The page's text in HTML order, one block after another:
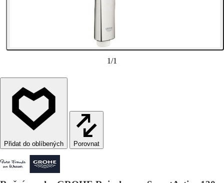
1/1
Porovnat